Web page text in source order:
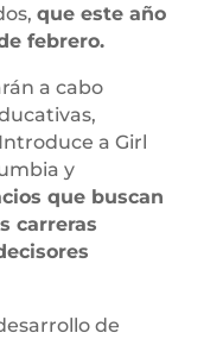
que este año
febrero.
a cabo
a Girl
y
que buscan
carreras
de